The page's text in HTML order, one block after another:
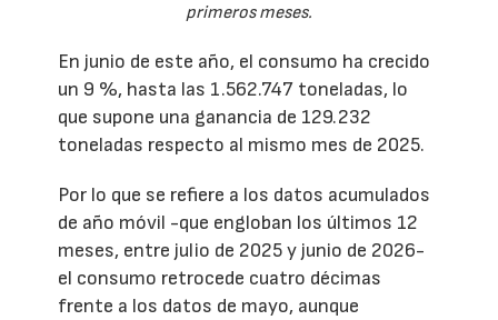
primeros meses.
En junio de este año, el consumo ha crecido
un 9 %, hasta las 1.562.747 toneladas, lo
que supone una ganancia de 129.232
toneladas respecto al mismo mes de 2025.
Por lo que se refiere a los datos acumulados
de año móvil -que engloban los últimos 12
meses, entre julio de 2025 y junio de 2026-
el consumo retrocede cuatro décimas
frente a los datos de mayo, aunque